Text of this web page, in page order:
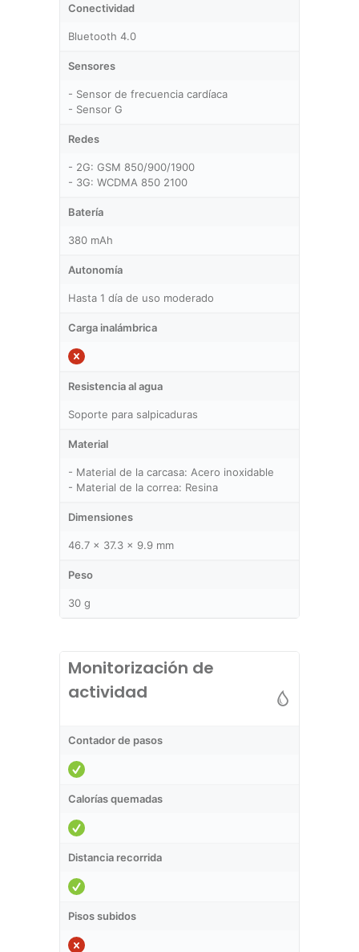
Conectividad
Bluetooth 4.0
Sensores
- Sensor de frecuencia cardíaca
- Sensor G
Redes
- 2G: GSM 850/900/1900
- 3G: WCDMA 850 2100
Batería
380 mAh
Autonomía
Hasta 1 día de uso moderado
Carga inalámbrica
Resistencia al agua
Soporte para salpicaduras
Material
- Material de la carcasa: Acero inoxidable
- Material de la correa: Resina
Dimensiones
46.7 x 37.3 x 9.9 mm
Peso
30 g
Monitorización de
actividad
Contador de pasos
Calorías quemadas
Distancia recorrida
Pisos subidos